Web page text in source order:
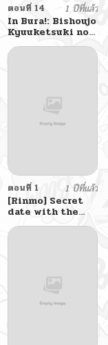
ตอนที่ 14
1 ปีที่แล้ว
In Bura!: Bishoujo
Kyuuketsuki no
Hazukashii
Himitsu
ตอนที่ 1
1 ปีที่แล้ว
[Rinmo] Secret
date with the
mommy
archangel